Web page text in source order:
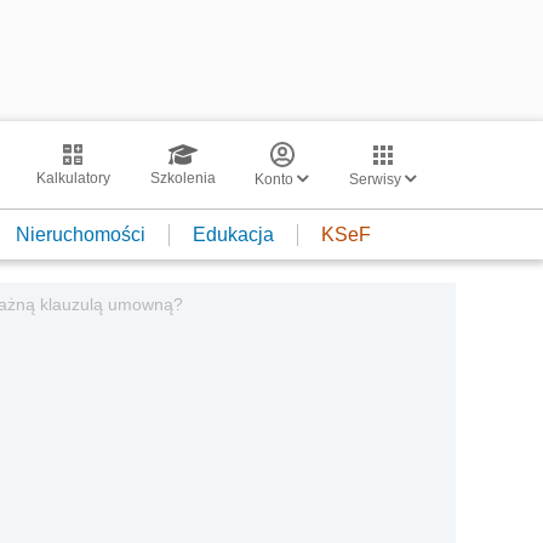
Kalkulatory Szkolenia Konto Serwisy
Nieruchomości Edukacja KSeF
klauzulą umowną?